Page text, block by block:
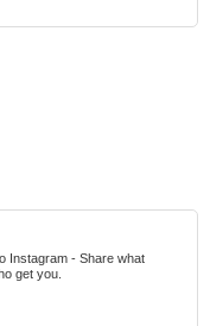
Instagram - Share what
get you.